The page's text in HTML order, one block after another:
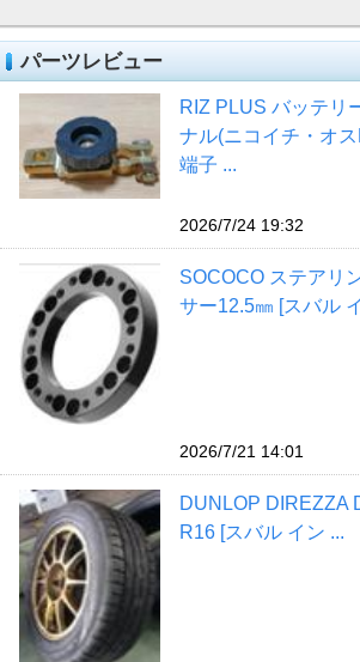
パーツレビュー
RIZ PLUS バッテリ
ナル(ニコイチ・オ
端子 ...
2026/7/24 19:32
SOCOCO ステアリ
サー12.5㎜ [スバル
2026/7/21 14:01
DUNLOP DIREZZA
R16 [スバル イン ...